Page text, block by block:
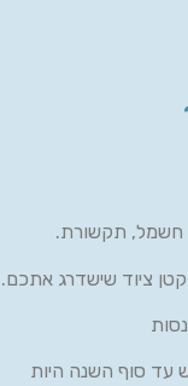
חשמל, תקשורת.
ציוד שישדרג אתכם.
עד סוף השנה היות